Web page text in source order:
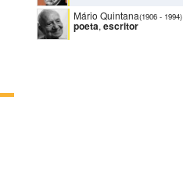
Mário Quintana(1906 - 1994)
poeta, escritor